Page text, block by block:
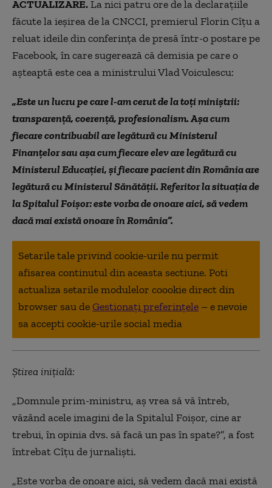
ACTUALIZARE.La nici patru ore de la declarațiile
făcute la ieșirea de la CNCCI, premierul Florin Cîțu a
reluat ideile din conferința de presă într-o postare pe
Facebook, în care sugerează că demisia pe care o
așteaptă este cea a ministrului Vlad Voiculescu:
„Este un lucru pe care l-am cerut de la toţi miniştrii:
transparenţă, coerenţă, profesionalism.Aşa cum
fiecare contribuabil are legătură cu Ministerul
Finanţelor sau aşa cum fiecare elev are legătură cu
Ministerul Educaţiei, şi fiecare pacient din România are
legătură cu Ministerul Sănătăţii.Referitor la situația de
la Spitalul Foișor: este vorba de onoare aici, să vedem
dacă mai există onoare în România”.
Setarile tale privind cookie-urile nu permit
afisarea continutul din aceasta sectiune. Poti
actualiza setarile modulelor coookie direct din
browser sau deGestionați preferințele – e nevoie
sa accepti cookie-urile social media
Știrea inițială:
„Domnule prim-ministru, aș vrea să vă întreb,
văzând acele imagini de la Spitalul Foișor, cine ar
trebui, în opinia dvs. să facă un pas în spate?”, a fost
întrebat Cîțu de jurnaliști.
„Este vorba de onoare aici, să vedem dacă mai există